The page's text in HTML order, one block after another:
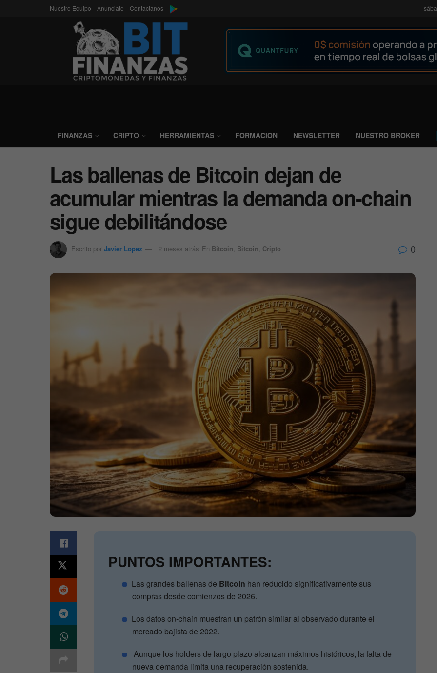
Nuestro Equipo Anunciate Contactanos
FINANZAS CRIPTO HERRAMIENTAS FORMACION NEWSLETTER NUESTRO BROKER
Las ballenas de Bitcoin dejan de
acumular mientras la demanda on-chain
sigue debilitándose
Escrito por Javier Lopez 2 meses atrás En Bitcoin Bitcoin Cripto 0
PUNTOS IMPORTANTES:
Las grandes ballenas de Bitcoin han reducido significativamente sus
compras desde comienzos de 2026.
Los datos on-chain muestran un patrón similar al observado durante el
mercado bajista de 2022.
Aunque los holders de largo plazo alcanzan máximos históricos, la falta de
nueva demanda limita una recuperación sostenida.